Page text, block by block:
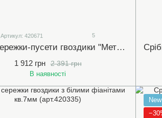
Артикул: 420671 5
Срібні сережки-пусети гвоздики "Метелики" асиметричні з білими (прозорими) фіанітами 8х50мм (420671)
2 391 грн
1 912 грн
В наявності
New